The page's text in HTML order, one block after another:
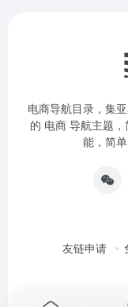
电商导航目录，集
的 电商 导航主题
能，简
友链申请